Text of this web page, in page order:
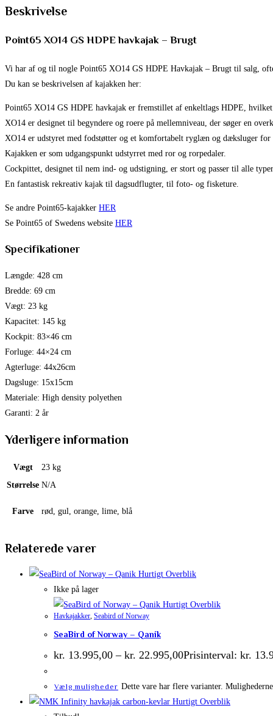
Beskrivelse
Point65 XO14 GS HDPE havkajak – Brugt
Vi har af og til nogle Point65 XO14 GS HDPE Havkajak – Brugt til salg,
Du kan se beskrivelsen af kajakken her:
Point65 XO14 GS HDPE havkajak er fremstillet af enkeltlags HDPE,
XO14 er designet til begyndere og roere på mellemniveau, der søger en
XO14 er udstyret med fodstøtter og et komfortabelt ryglæn og dæksluger
Kajakken er som udgangspunkt udstyrret med ror og rorpedaler.
Cockpittet, designet til nem ind- og udstigning, er stort og passer til alle
En fantastisk rekreativ kajak til dagsudflugter, til foto- og fisketure.
Se andre Point65-kajakker HER
Se Point65 of Swedens website HER
Specifikationer
Længde: 428 cm
Bredde: 69 cm
Vægt: 23 kg
Kapacitet: 145 kg
Kockpit: 83×46 cm
Forluge: 44×24 cm
Agterluge: 44x26cm
Dagsluge: 15x15cm
Materiale: High density polyethen
Garanti: 2 år
Yderligere information
Vægt
23 kg
Størrelse N/A
Farve rød, gul, orange, lime, blå
Relaterede varer
Hurtigt Overblik
Ikke på lager
Hurtigt Overblik
Havkajakker, Seabird of Norway
SeaBird of Norway – Qanik
kr. 13.995,00 – kr. 22.995,00Prisinterval: kr.
Vælg muligheder Dette vare har flere varianter.
Hurtigt Overblik